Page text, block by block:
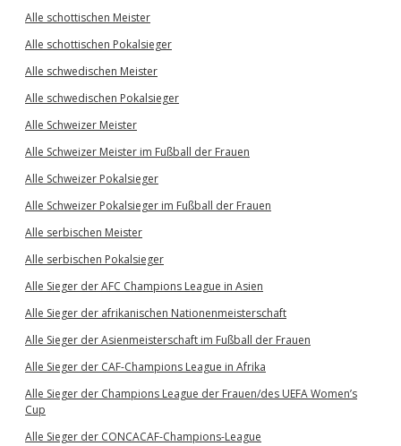
Alle schottischen Meister
Alle schottischen Pokalsieger
Alle schwedischen Meister
Alle schwedischen Pokalsieger
Alle Schweizer Meister
Alle Schweizer Meister im Fußball der Frauen
Alle Schweizer Pokalsieger
Alle Schweizer Pokalsieger im Fußball der Frauen
Alle serbischen Meister
Alle serbischen Pokalsieger
Alle Sieger der AFC Champions League in Asien
Alle Sieger der afrikanischen Nationenmeisterschaft
Alle Sieger der Asienmeisterschaft im Fußball der Frauen
Alle Sieger der CAF-Champions League in Afrika
Alle Sieger der Champions League der Frauen/des UEFA Women’s
Cup
Alle Sieger der CONCACAF-Champions-League